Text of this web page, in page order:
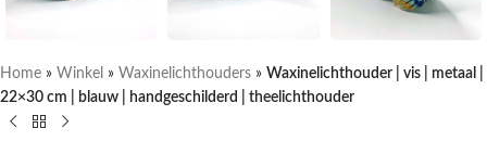
Home » Winkel » Waxinelichthouders » Waxinelichthouder | vis | metaal |
22×30 cm | blauw | handgeschilderd | theelichthouder